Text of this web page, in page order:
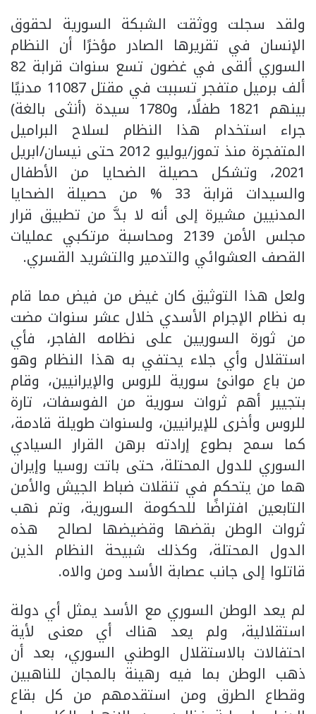
ولقد سجلت ووثقت الشبكة السورية لحقوق
الإنسان في تقريرها الصادر مؤخرًا أن النظام
السوري ألقى في غضون تسع سنوات قرابة 82
ألف برميل متفجر تسببت في مقتل 11087 مدنيًا
بينهم 1821 طفلًا، و1780 سيدة (أنثى بالغة)
جراء استخدام هذا النظام لسلاح البراميل
المتفجرة منذ تموز/يوليو 2012 حتى نيسان/ابريل
2021، وتشكل حصيلة الضحايا من الأطفال
والسيدات قرابة 33 % من حصيلة الضحايا
المدنيين مشيرة إلى أنه لا بدَّ من تطبيق قرار
مجلس الأمن 2139 ومحاسبة مرتكبي عمليات
القصف العشوائي والتدمير والتشريد القسري.
ولعل هذا التوثيق كان غيض من فيض مما قام
به نظام الإجرام الأسدي خلال عشر سنوات مضت
من ثورة السوريين على نظامه الفاجر، فأي
استقلال وأي جلاء يحتفي به هذا النظام وهو
من باع موانئ سورية للروس والإيرانيين، وقام
بتجيير أهم ثروات سورية من الفوسفات، تارة
للروس وأخرى للإيرانيين، ولسنوات طويلة قادمة،
كما سمح بطوع إرادته برهن القرار السيادي
السوري للدول المحتلة، حتى باتت روسيا وإيران
هما من يتحكم في تنقلات ضباط الجيش والأمن
التابعين افتراضًا للحكومة السورية، وتم نهب
ثروات الوطن بقضها وقضيضها لصالح هذه
الدول المحتلة، وكذلك شبيحة النظام الذين
قاتلوا إلى جانب عصابة الأسد ومن والاه.
لم يعد الوطن السوري مع الأسد يمثل أي دولة
استقلالية، ولم يعد هناك أي معنى لأية
احتفالات بالاستقلال الوطني السوري، بعد أن
ذهب الوطن بما فيه رهينة بالمجان للناهبين
وقطاع الطرق ومن استقدمهم من كل بقاع